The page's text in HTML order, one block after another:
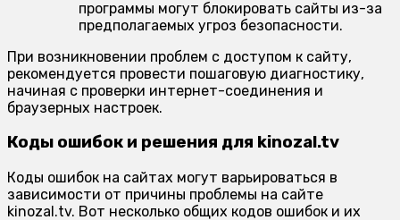
программы могут блокировать сайты из-за
предполагаемых угроз безопасности.
При возникновении проблем с доступом к сайту,
рекомендуется провести пошаговую диагностику,
начиная с проверки интернет-соединения и
браузерных настроек.
Коды ошибок и решения для kinozal.tv
Коды ошибок на сайтах могут варьироваться в
зависимости от причины проблемы на сайте
kinozal.tv. Вот несколько общих кодов ошибок и их